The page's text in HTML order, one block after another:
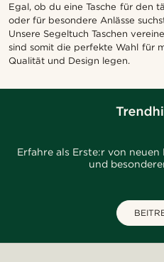
Egal, ob du eine Tasche für den
oder für besondere Anlässe
Unsere Segeltuch Taschen
sind somit die perfekte Wahl für
Qualität und Design legen.
Erfahre als Erste:r von
und